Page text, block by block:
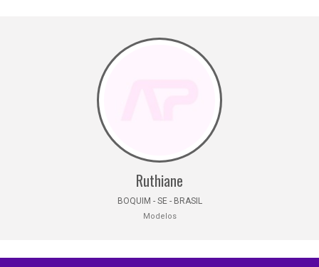
Ruthiane
BOQUIM - SE - BRASIL
Modelos